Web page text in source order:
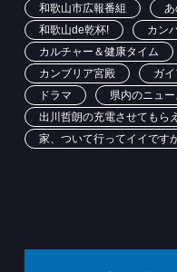
和歌山市広報番組
和歌山de乾杯!
カン
カルチャー＆健康タイム
カンブリア宮殿
ガ
ドラマ
県内のニュー
出川哲朗の充電させてもら
家、ついて行ってイイです